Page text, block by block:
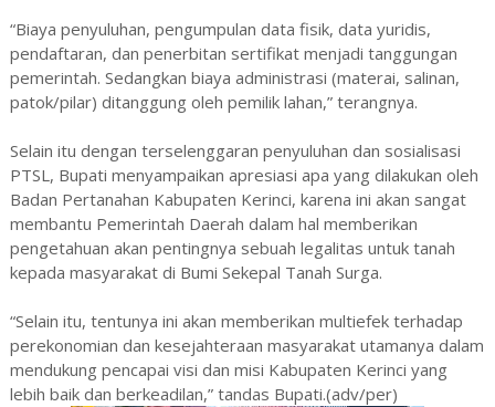
“Biaya penyuluhan, pengumpulan data fisik, data yuridis,
pendaftaran, dan penerbitan sertifikat menjadi tanggungan
pemerintah. Sedangkan biaya administrasi (materai, salinan,
patok/pilar) ditanggung oleh pemilik lahan,” terangnya.
Selain itu dengan terselenggaran penyuluhan dan sosialisasi
PTSL, Bupati menyampaikan apresiasi apa yang dilakukan oleh
Badan Pertanahan Kabupaten Kerinci, karena ini akan sangat
membantu Pemerintah Daerah dalam hal memberikan
pengetahuan akan pentingnya sebuah legalitas untuk tanah
kepada masyarakat di Bumi Sekepal Tanah Surga.
“Selain itu, tentunya ini akan memberikan multiefek terhadap
perekonomian dan kesejahteraan masyarakat utamanya dalam
mendukung pencapai visi dan misi Kabupaten Kerinci yang
lebih baik dan berkeadilan,” tandas Bupati.(adv/per)